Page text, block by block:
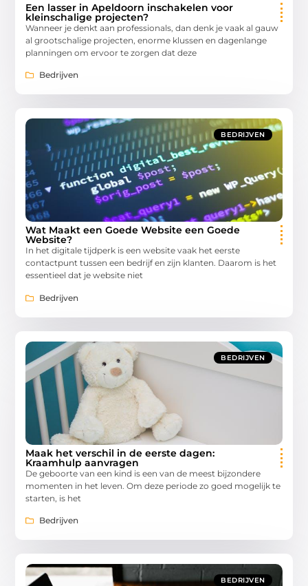
Een lasser in Apeldoorn inschakelen voor
kleinschalige projecten?
Wanneer je denkt aan professionals, dan denk je vaak al gauw
al grootschalige projecten, enorme klussen en dagenlange
planningen om ervoor te zorgen dat deze
Bedrijven
BEDRIJVEN
Wat Maakt een Goede Website een Goede
Website?
In het digitale tijdperk is een website vaak het eerste
contactpunt tussen een bedrijf en zijn klanten. Daarom is het
essentieel dat je website niet
Bedrijven
BEDRIJVEN
Maak het verschil in de eerste dagen:
Kraamhulp aanvragen
De geboorte van een kind is een van de meest bijzondere
momenten in het leven. Om deze periode zo goed mogelijk te
starten, is het
Bedrijven
BEDRIJVEN